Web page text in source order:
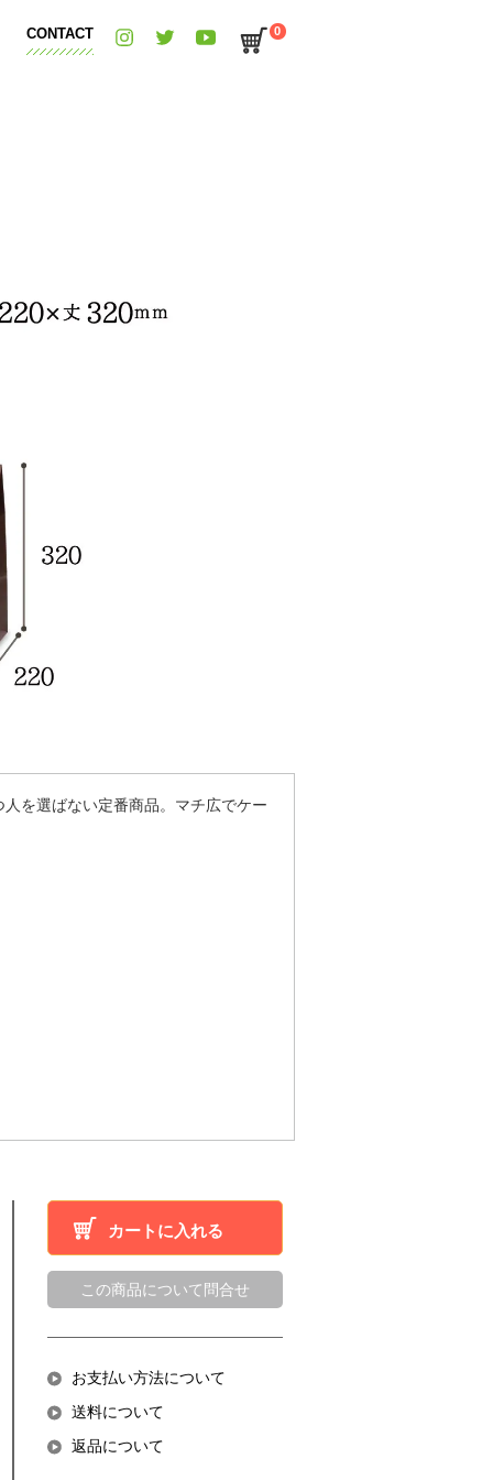
CONTACT 0
を選ばない定番商品。マチ広でケー
カートに入れる
この商品について問合せ
お支払い方法について
送料について
返品について